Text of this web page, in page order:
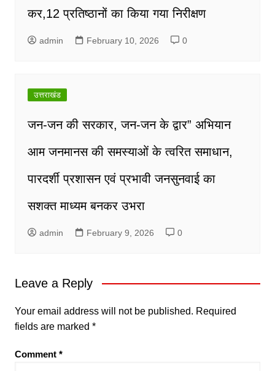
कर,12 प्रतिष्ठानों का किया गया निरीक्षण
admin February 10, 2026 0
उत्तराखंड
जन-जन की सरकार, जन-जन के द्वार” अभियान
आम जनमानस की समस्याओं के त्वरित समाधान,
पारदर्शी प्रशासन एवं प्रभावी जनसुनवाई का
सशक्त माध्यम बनकर उभरा
admin February 9, 2026 0
Leave a Reply
Your email address will not be published. Required
fields are marked *
Comment *